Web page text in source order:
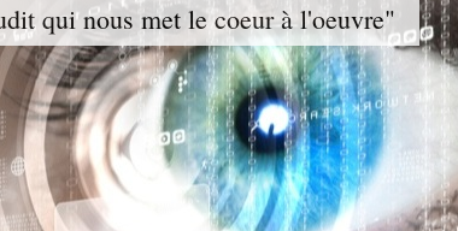
qui nous met le coeur à l'oeuvre"